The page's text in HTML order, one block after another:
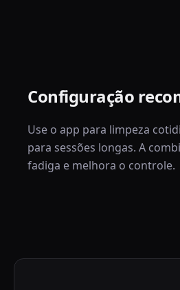
Configuração
Use o app para limpeza
para sessões longas. A
fadiga e melhora o controle.